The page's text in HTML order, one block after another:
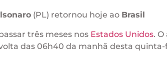
(PL) retornou hoje ao Brasil
três meses nos Estados Unidos. O
das 06h40 da manhã desta quinta-